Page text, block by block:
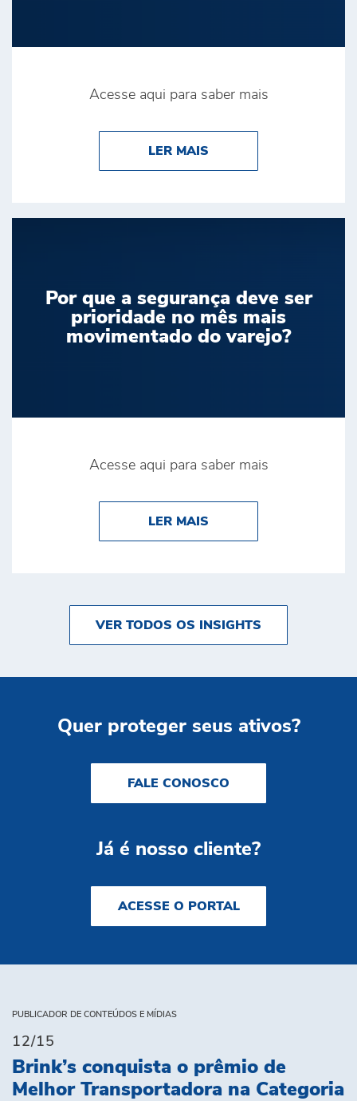
Acesse aqui para saber mais
LER MAIS
Por que a segurança deve ser
prioridade no mês mais
movimentado do varejo?
Acesse aqui para saber mais
LER MAIS
VER TODOS OS INSIGHTS
Quer proteger seus ativos?
FALE CONOSCO
Já é nosso cliente?
ACESSE O PORTAL
PUBLICADOR DE CONTEÚDOS E MÍDIAS
12/15
Brink’s conquista o prêmio de
Melhor Transportadora na Categoria